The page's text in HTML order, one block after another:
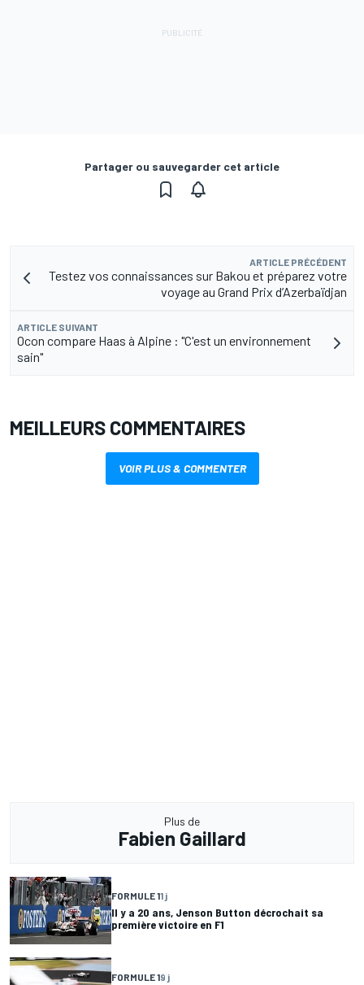
Partager ou sauvegarder cet article
ARTICLE PRÉCÉDENT
Testez vos connaissances sur Bakou et préparez votre
voyage au Grand Prix d’Azerbaïdjan
ARTICLE SUIVANT
Ocon compare Haas à Alpine : "C'est un environnement
sain"
MEILLEURS COMMENTAIRES
VOIR PLUS & COMMENTER
Plus de
Fabien Gaillard
FORMULE 11 j
Il y a 20 ans, Jenson Button décrochait sa
première victoire en F1
FORMULE 19 j